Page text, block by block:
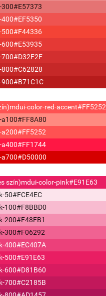
300#E57373
400#EF5350
500#F44336
600#E53935
700#D32F2F
800#C62828
900#B71C1C
mdui-color-red-accent#FF5252
a100#FF8A80
a200#FF5252
a400#FF1744
a700#D50000
szín)mdui-color-pink#E91E63
50#FCE4EC
100#F8BBD0
200#F48FB1
300#F06292
400#EC407A
500#E91E63
600#D81B60
700#C2185B